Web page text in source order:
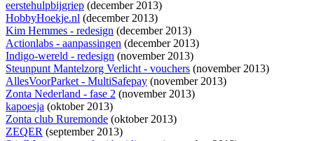
eerstehulpbijgriep (december 2013)
HobbyHoekje.nl (december 2013)
Kim Hemmes - redesign (december 2013)
Actionlabs - aanpassingen (december 2013)
Indigo-wereld - redesign (november 2013)
Steunpunt Mantelzorg Verlicht - vouchers (november 2013)
AllesVoorParket - MultiSafepay (november 2013)
Zonta Nederland - fase 2 (november 2013)
kapoesja (oktober 2013)
Zonta club Ruremonde (oktober 2013)
ZEQER (september 2013)